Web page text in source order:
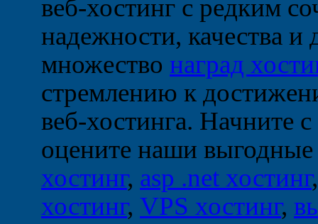
веб-хостинг с редким
надежности, качества
множество наград
стремлению к
веб-хостинга. Начните с
оцените наши
хостинг, asp .net хостинг
хостинг, VPS хостинг,